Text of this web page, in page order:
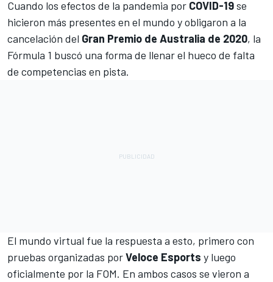
Cuando los efectos de la pandemia por COVID-19se
hicieron más presentes en el mundo y obligaron a la
cancelación del Gran Premio de Australia de 2020, la
Fórmula 1 buscó una forma de llenar el hueco de falta
de competencias en pista.
El mundo virtual fue la respuesta a esto, primero con
pruebas organizadas porVeloce Esports y luego
oficialmente por la FOM. En ambos casos se vieron a